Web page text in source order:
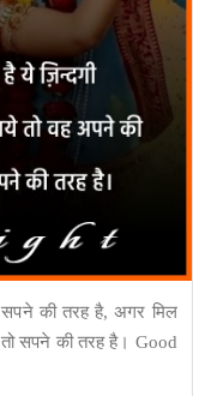
सपने की तरह है, अगर मिल
सपने की तरह है। Good